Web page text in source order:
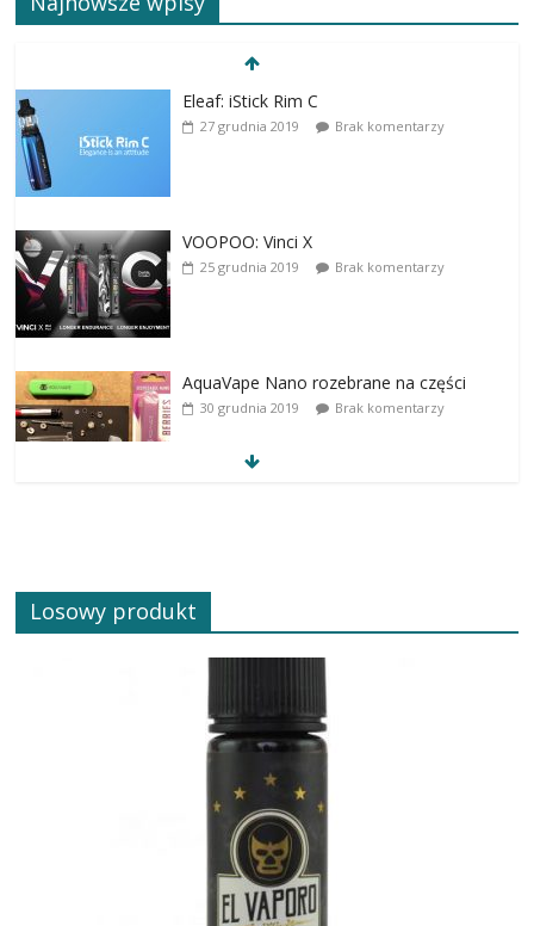
Eleaf: iStick Rim C
27 grudnia 2019 Brak komentarzy
VOOPOO: Vinci X
25 grudnia 2019 Brak komentarzy
AquaVape Nano rozebrane na części
30 grudnia 2019 Brak komentarzy
Losowy produkt